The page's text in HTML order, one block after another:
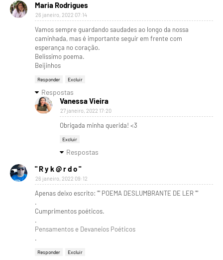
Maria Rodrigues
26 janeiro, 2022 07:14
Vamos sempre guardando saudades ao longo da nossa
caminhada, mas é importante seguir em frente com
esperança no coração.
Belíssimo poema.
Beijinhos
Responder Excluir
Respostas
Vanessa Vieira
27 janeiro, 2022 17:20
Obrigada minha querida! <3
Excluir
Respostas
" R y k @ r d o "
26 janeiro, 2022 09:12
Apenas deixo escrito: "" POEMA DESLUMBRANTE DE LER ""
.
Cumprimentos poéticos.
.
Pensamentos e Devaneios Poéticos
.
Responder Excluir